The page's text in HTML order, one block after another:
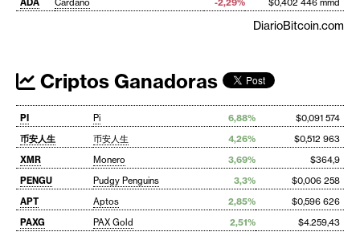
DiarioBitcoin.com
Criptos Ganadoras
PI Pi 6,88%
$0,091 574
币安人生
币安人生 4,26%
$0,512 963
XMR
Monero 3,69%
$364,9
PENGU
Pudgy Penguins 3,3%
$0,006 258
APT
Aptos 2,85%
$0,596 626
PAXG
PAX Gold 2,51%
$4.259,43